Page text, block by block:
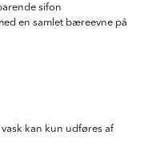
sifon
en samlet bæreevne på
kan kun udføres af